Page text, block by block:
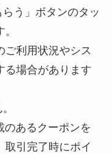
う」ボタンのタッ
利用状況やシス
る場合があります
のあるクーポンを
取引完了時にポイ